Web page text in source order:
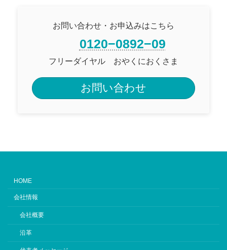
お問い合わせ・お申込みはこちら
0120−0892−09
フリーダイヤル おやくにおくさま
お問い合わせ
HOME
会社情報
会社概要
沿革